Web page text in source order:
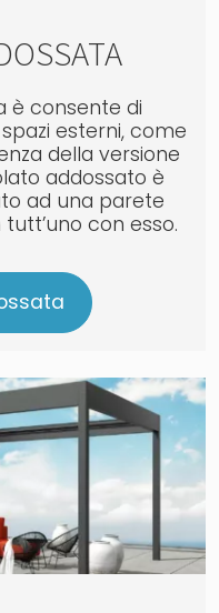
è consente di
esterni, come
della versione
addossato è
ad una parete
con esso.